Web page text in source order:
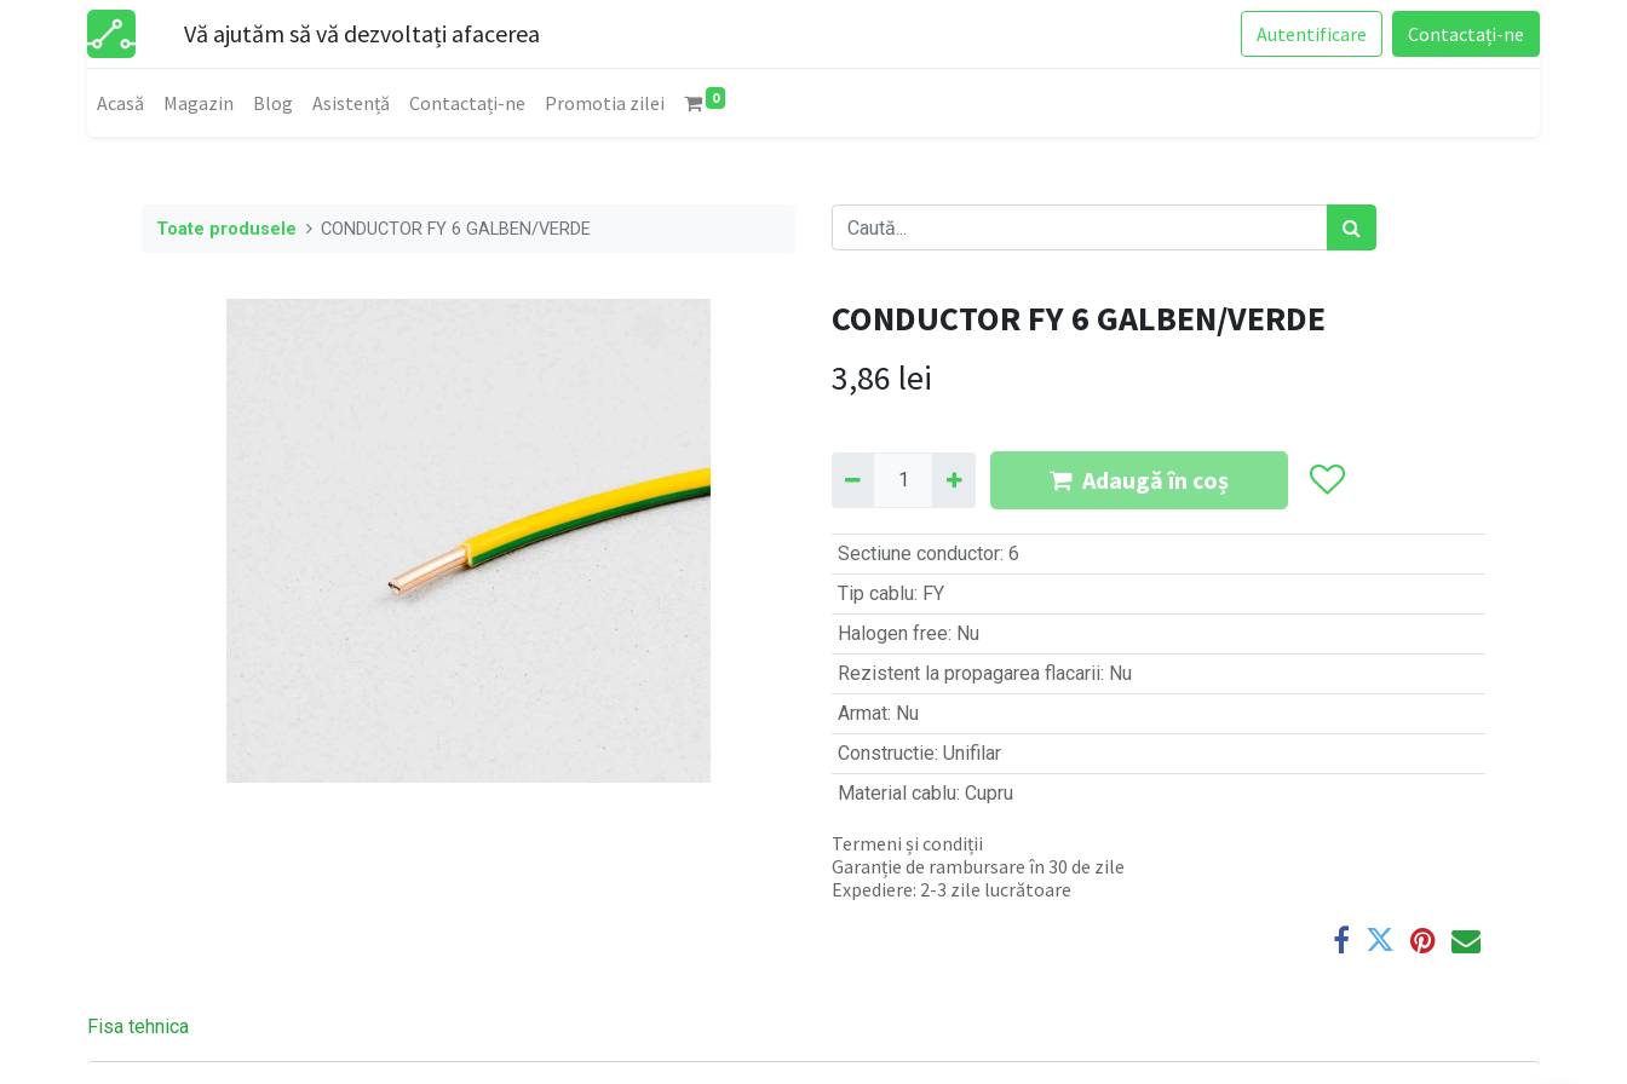
Vă ajutăm să vă dezvoltați afacerea Autentificare Contactați-ne
Acasă Magazin Blog Asistență Contactați-ne Promotia zilei 0
Toate produsele CONDUCTOR FY 6 GALBEN/VERDE
CONDUCTOR FY 6 GALBEN/VERDE
3,86 lei
Adaugă în coș
Sectiune conductor: 6
Tip cablu: FY
Halogen free: Nu
Rezistent la propagarea flacarii: Nu
Armat: Nu
Constructie: Unifilar
Material cablu: Cupru
Termeni și condiții
Garanție de rambursare în 30 de zile
Expediere: 2-3 zile lucrătoare
Fisa tehnica